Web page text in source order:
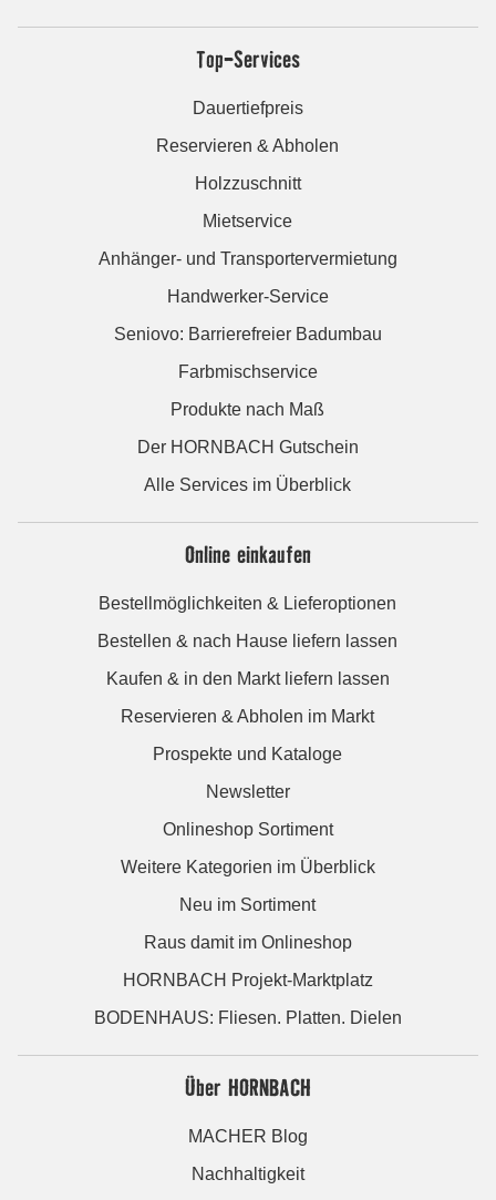
Top-Services
Dauertiefpreis
Reservieren & Abholen
Holzzuschnitt
Mietservice
Anhänger- und Transportervermietung
Handwerker-Service
Seniovo: Barrierefreier Badumbau
Farbmischservice
Produkte nach Maß
Der HORNBACH Gutschein
Alle Services im Überblick
Online einkaufen
Bestellmöglichkeiten & Lieferoptionen
Bestellen & nach Hause liefern lassen
Kaufen & in den Markt liefern lassen
Reservieren & Abholen im Markt
Prospekte und Kataloge
Newsletter
Onlineshop Sortiment
Weitere Kategorien im Überblick
Neu im Sortiment
Raus damit im Onlineshop
HORNBACH Projekt-Marktplatz
BODENHAUS: Fliesen. Platten. Dielen
Über HORNBACH
MACHER Blog
Nachhaltigkeit